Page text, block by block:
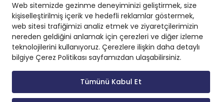
Web sitemizde gezinme deneyiminizi geliştirmek, size
kişiselleştirilmiş içerik ve hedefli reklamlar göstermek,
web sitesi trafiğimizi analiz etmek ve ziyaretçilerimizin
nereden geldiğini anlamak için çerezleri ve diğer izleme
teknolojilerini kullanıyoruz. Çerezlere ilişkin daha detaylı
bilgiye Çerez Politikası sayfamızdan ulaşabilirsiniz.
Tümünü Kabul Et
uyarınca gerçekleştirilen ilgili Bilgilendirme'yi okudum ve
kabul ediyorum.
Güvenlik Kodu *
GÖNDER